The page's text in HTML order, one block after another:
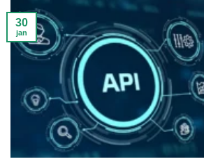
30
jan